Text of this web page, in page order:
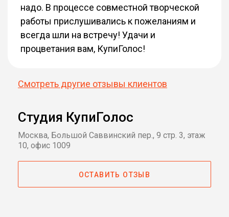
надо. В процессе совместной творческой
работы прислушивались к пожеланиям и
всегда шли на встречу! Удачи и
процветания вам, КупиГолос!
Смотреть другие отзывы клиентов
Студия КупиГолос
Москва, Большой Саввинский пер., 9 стр. 3, этаж
10, офис 1009
ОСТАВИТЬ ОТЗЫВ